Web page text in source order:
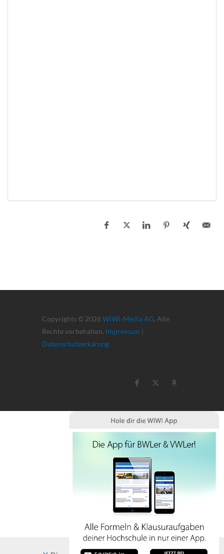
Copyrights © 2026 WiWi-Media AG. Alle
Rechte vorbehalten. Impressum |
Datenschutzerkärung